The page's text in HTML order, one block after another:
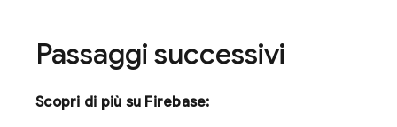
Passaggi successivi
Scopri di più su Firebase: